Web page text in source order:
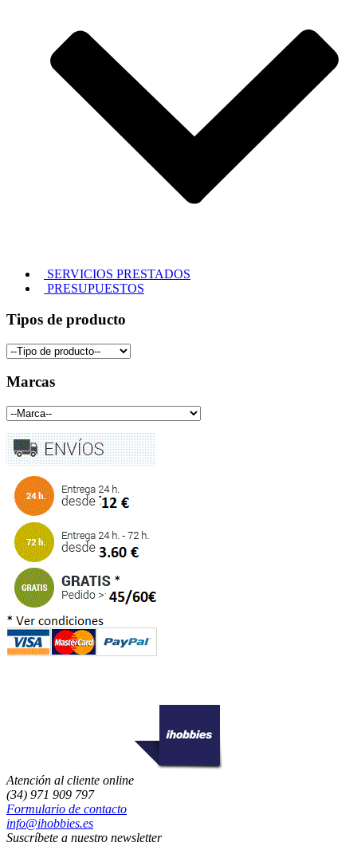
SERVICIOS PRESTADOS
PRESUPUESTOS
Tipos de producto
Marcas
Atención al cliente online
(34) 971 909 797
Formulario de contacto
info@ihobbies.es
Suscríbete a nuestro newsletter